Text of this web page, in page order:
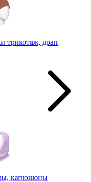
трикотаж, драп
капюшоны